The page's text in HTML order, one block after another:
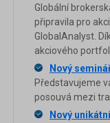
Globální
připravila pro
GlobalAnalyst.
akciového
Nový
Představujeme
posouvá mezi
Nový